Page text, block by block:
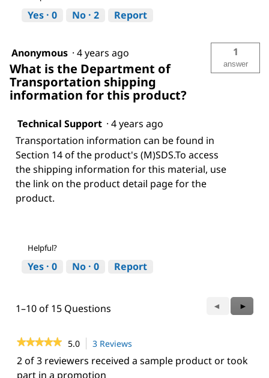
Yes · 0 No · 2 Report
Anonymous · 4 years ago
What is the Department of
Transportation shipping
information for this product?
1
answer
Technical Support · 4 years ago
Transportation information can be found in
Section 14 of the product's (M)SDS.To access
the shipping information for this material, use
the link on the product detail page for the
product.
Helpful?
Yes · 0 No · 0 Report
1–10 of 15 Questions
Previous
Questions
◄
Next
►
★★★★★
★★★★★
out
of
5.0 3 Reviews
will
2 of 3 reviewers received a sample product or took
part in a promotion